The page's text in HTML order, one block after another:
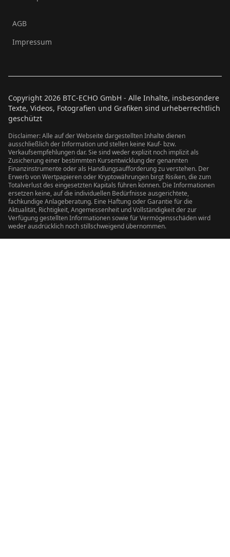
AGB
Impressum
Copyright 2026 BTC-ECHO GmbH - Alle Inhalte, insbesondere
Texte, Videos, Fotografien und Grafiken sind urheberrechtlich
geschützt
Disclaimer: Alle auf der Webseite dargestellten Inhalte dienen
ausschließlich der Information und stellen keine Kauf- bzw.
Verkaufsempfehlungen dar. Sie sind weder explizit noch implizit als
Zusicherung einer bestimmten Kursentwicklung der genannten
Finanzinstrumente oder als Handlungsaufforderung zu verstehen. Der
Erwerb von Wertpapieren oder Kryptowährungen birgt Risiken, die zum
Totalverlust des eingesetzten Kapitals führen können. Die Informationen
ersetzen keine, auf die individuellen Bedürfnisse ausgerichtete,
fachkundige Anlageberatung. Eine Haftung oder Garantie für die
Aktualität, Richtigkeit, Angemessenheit und Vollständigkeit der zur
Verfügung gestellten Informationen sowie für Vermögensschäden wird
weder ausdrücklich noch stillschweigend übernommen.